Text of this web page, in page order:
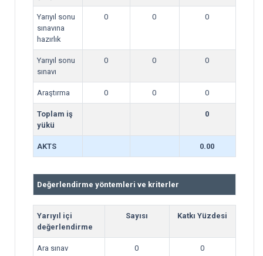
Yarıyıl sonu
sınavına
hazırlık
0 0 0
Yarıyıl sonu
sınavı
0 0 0
Araştırma 0 0 0
Toplam iş
yükü
0
AKTS 0.00
Değerlendirme yöntemleri ve kriterler
Yarıyıl içi
değerlendirme
Sayısı Katkı Yüzdesi
Ara sınav 0 0